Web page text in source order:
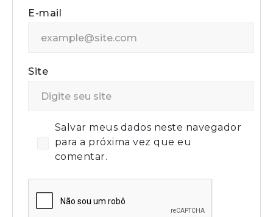
E-mail
Site
Salvar meus dados neste navegador
para a próxima vez que eu
comentar.